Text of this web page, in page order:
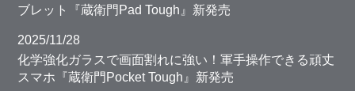
ブレット『蔵衛門Pad Tough』新発売
2025/11/28
化学強化ガラスで画面割れに強い！軍手操作できる頑丈
スマホ『蔵衛門Pocket Tough』新発売